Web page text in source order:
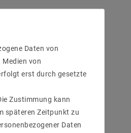
Daten von
Medien von
erst durch gesetzte
Zustimmung kann
späteren Zeitpunkt zu
Daten